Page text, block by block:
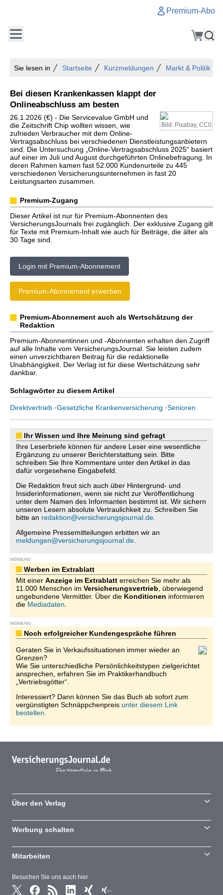
Premium-Abo
Sie lesen in Startseite Kurzmeldungen Markt & Politik
Bei diesen Krankenkassen klappt der
Onlineabschluss am besten
Bild: Pixabay, CC0
26.1.2026 (€) - Die Servicevalue GmbH und
die Zeitschrift Chip wollten wissen, wie
zufrieden Verbraucher mit dem Online-
Vertragsabschluss bei verschiedenen Dienstleistungsanbietern
sind. Die Untersuchung „Online-Vertragsabschluss 2025“ basiert
auf einer im Juli und August durchgeführten Onlinebefragung. In
deren Rahmen kamen fast 52.000 Kundenurteile zu 445
verschiedenen Versicherungsunternehmen in fast 20
Leistungsarten zusammen.
Premium-Zugang
Dieser Artikel ist nur für Premium-Abonnenten des
VersicherungsJournals frei zugänglich. Der exklusive Zugang gilt
für Texte mit Premium-Inhalt wie auch für Beiträge, die älter als
30 Tage sind.
Login mit Premium-Abonnement
Premium-Abonnement erwerben
Premium-Abonnement auch als Wertschätzung der
Redaktion
Premium-Abonnentinnen und -Abonnenten erhalten den Zugriff
auf alle Inhalte vom VersicherungsJournal. Sie leisten zudem
einen unverzichtbaren Beitrag für die redaktionelle
Unabhängigkeit. Der Verlag ist für diese Wertschätzung sehr
dankbar.
Schlagwörter zu diesem Artikel
Direktvertrieb ·Gesetzliche Krankenversicherung ·Senioren
Ihr Wissen und Ihre Meinung sind gefragt
Ihre Leserbriefe können für andere Leser eine wesentliche
Ergänzung zu unserer Berichterstattung sein. Bitte
schreiben Sie Ihre Kommentare unter den Artikel in das
dafür vorgesehene Eingabefeld.
Die Redaktion freut sich auch über Hintergrund- und
Insiderinformationen, wenn sie nicht zur Veröffentlichung
unter dem Namen des Informanten bestimmt ist. Wir sichern
unseren Lesern absolute Vertraulichkeit zu. Schreiben Sie
bitte an redaktion@versicherungsjournal.de
Allgemeine Pressemitteilungen erbitten wir an
meldungen@versicherungsjournal.de
WERBUNG
Werben im Extrablatt
Mit einer Anzeige im Extrablatt erreichen Sie mehr als
11.000 Menschen im Versicherungsvertrieb , überwiegend
ungebundene Vermittler. Über die Konditionen informieren
die Mediadaten
WERBUNG
Noch erfolgreicher Kundengespräche führen
Geraten Sie in Verkaufssituationen immer wieder an
Grenzen?
Wie Sie unterschiedliche Persönlichkeitstypen zielgerichtet
ansprechen, erfahren Sie im Praktikerhandbuch
„Vertriebsgötter“.
Interessiert? Dann können Sie das Buch ab sofort zum
vergünstigten Schnäppchenpreis unter diesem Link
bestellen.
Besuchen Sie uns auch hier
Über den Verlag
Werbung schalten
Mitarbeiten